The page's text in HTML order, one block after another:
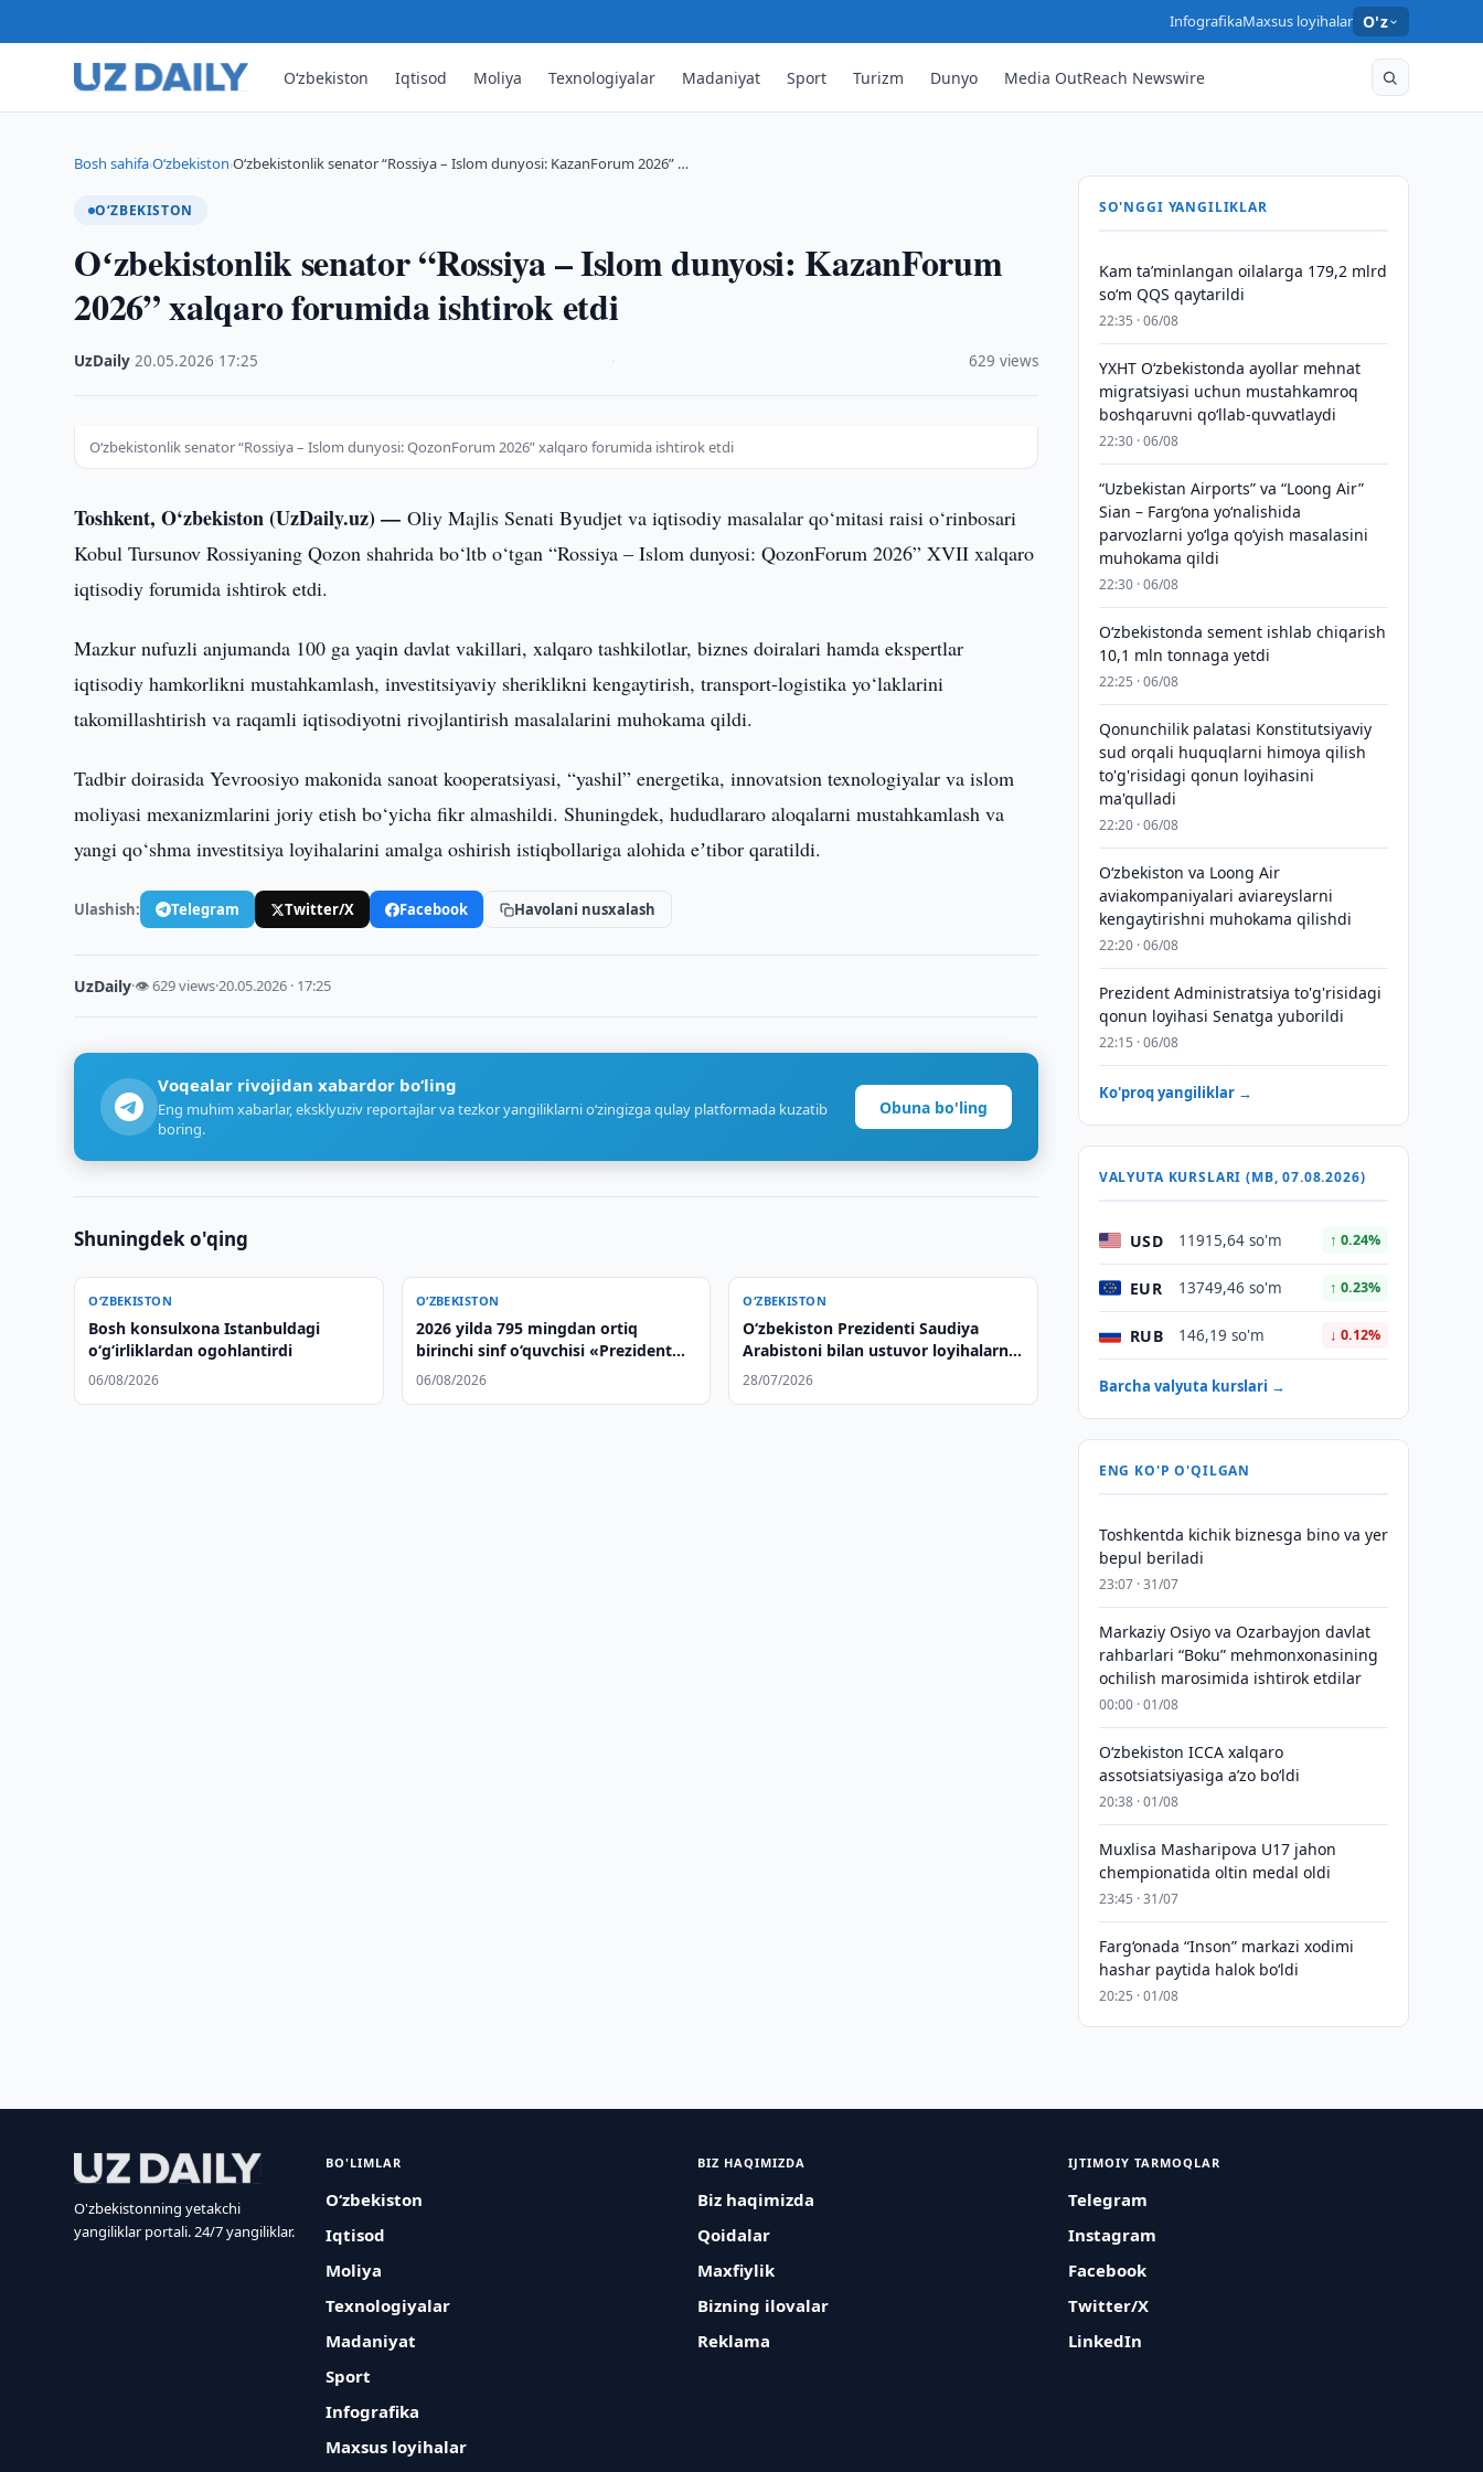
InfografikaMaxsus loyihalar O'z
O‘zbekiston Iqtisod Moliya Texnologiyalar Madaniyat Sport Turizm Dunyo Media OutReach Newswire
Bosh sahifa›O‘zbekiston›Oʻzbekistonlik senator “Rossiya – Islom dunyosi: KazanForum 2026” …
O‘ZBEKISTON
Oʻzbekistonlik senator “Rossiya – Islom dunyosi: KazanForum
2026” xalqaro forumida ishtirok etdi
UzDaily ·20.05.2026 17:25 629 views
Oʻzbekistonlik senator “Rossiya – Islom dunyosi: QozonForum 2026” xalqaro forumida ishtirok etdi
Toshkent, O‘zbekiston (UzDaily.uz) —Oliy Majlis Senati Byudjet va iqtisodiy masalalar qo‘mitasi raisi o‘rinbosari
Kobul Tursunov Rossiyaning Qozon shahrida bo‘ltb o‘tgan “Rossiya – Islom dunyosi: QozonForum 2026” XVII xalqaro
iqtisodiy forumida ishtirok etdi.
Mazkur nufuzli anjumanda 100 ga yaqin davlat vakillari, xalqaro tashkilotlar, biznes doiralari hamda ekspertlar
iqtisodiy hamkorlikni mustahkamlash, investitsiyaviy sheriklikni kengaytirish, transport-logistika yo‘laklarini
takomillashtirish va raqamli iqtisodiyotni rivojlantirish masalalarini muhokama qildi.
Tadbir doirasida Yevroosiyo makonida sanoat kooperatsiyasi, “yashil” energetika, innovatsion texnologiyalar va islom
moliyasi mexanizmlarini joriy etish bo‘yicha fikr almashildi. Shuningdek, hududlararo aloqalarni mustahkamlash va
yangi qo‘shma investitsiya loyihalarini amalga oshirish istiqbollariga alohida eʼtibor qaratildi.
Ulashish: Telegram Twitter/X Facebook Havolani nusxalash
UzDaily·👁 629 views·20.05.2026 · 17:25
Voqealar rivojidan xabardor bo‘ling
Eng muhim xabarlar, eksklyuziv reportajlar va tezkor yangiliklarni o‘zingizga qulay platformada kuzatib
boring.
Obuna bo'ling
Shuningdek o'qing
O‘ZBEKISTON
Bosh konsulxona Istanbuldagi
o‘g‘irliklardan ogohlantirdi
06/08/2026
O‘ZBEKISTON
2026 yilda 795 mingdan ortiq
birinchi sinf o‘quvchisi «Prezident
sovg‘asi» oladi
06/08/2026
O‘ZBEKISTON
Oʻzbekiston Prezidenti Saudiya
Arabistoni bilan ustuvor loyihalarni
amalga oshirish masalalarini
28/07/2026
SO'NGGI YANGILIKLAR
Kam taʼminlangan oilalarga 179,2 mlrd
so‘m QQS qaytarildi
22:35 · 06/08
YXHT O‘zbekistonda ayollar mehnat
migratsiyasi uchun mustahkamroq
boshqaruvni qo‘llab-quvvatlaydi
22:30 · 06/08
“Uzbekistan Airports” va “Loong Air”
Sian – Farg‘ona yo‘nalishida
parvozlarni yo‘lga qo‘yish masalasini
muhokama qildi
22:30 · 06/08
O‘zbekistonda sement ishlab chiqarish
10,1 mln tonnaga yetdi
22:25 · 06/08
Qonunchilik palatasi Konstitutsiyaviy
sud orqali huquqlarni himoya qilish
to'g'risidagi qonun loyihasini
ma'qulladi
22:20 · 06/08
Oʻzbekiston va Loong Air
aviakompaniyalari aviareyslarni
kengaytirishni muhokama qilishdi
22:20 · 06/08
Prezident Administratsiya to'g'risidagi
qonun loyihasi Senatga yuborildi
22:15 · 06/08
Ko'proq yangiliklar →
VALYUTA KURSLARI (MB, 07.08.2026)
USD 11915,64 so'm ↑ 0.24%
EUR 13749,46 so'm ↑ 0.23%
RUB 146,19 so'm ↓ 0.12%
Barcha valyuta kurslari →
ENG KO'P O'QILGAN
Toshkentda kichik biznesga bino va yer
bepul beriladi
23:07 · 31/07
Markaziy Osiyo va Ozarbayjon davlat
rahbarlari “Boku” mehmonxonasining
ochilish marosimida ishtirok etdilar
00:00 · 01/08
O‘zbekiston ICCA xalqaro
assotsiatsiyasiga aʼzo bo‘ldi
20:38 · 01/08
Muxlisa Masharipova U17 jahon
chempionatida oltin medal oldi
23:45 · 31/07
Farg‘onada “Inson” markazi xodimi
hashar paytida halok bo‘ldi
20:25 · 01/08
O'zbekistonning yetakchi
yangiliklar portali. 24/7 yangiliklar.
BO'LIMLAR
O‘zbekiston
Iqtisod
Moliya
Texnologiyalar
Madaniyat
Sport
Infografika
Maxsus loyihalar
BIZ HAQIMIZDA
Biz haqimizda
Qoidalar
Maxfiylik
Bizning ilovalar
Reklama
IJTIMOIY TARMOQLAR
Telegram
Instagram
Facebook
Twitter/X
LinkedIn